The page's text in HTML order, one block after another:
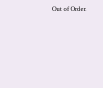
Out of Order.